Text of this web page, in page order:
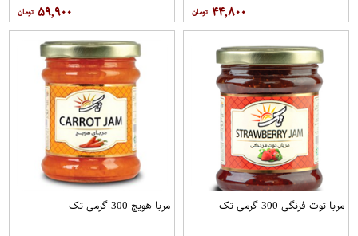
۴۴,۸۰۰ ۵۹,۹۰۰
مربا توت فرنگی 300 گرمی تک مربا هویج 300 گرمی تک